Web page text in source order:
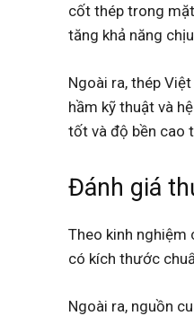
cốt thép trong
tăng khả năng
Ngoài ra, thép
hầm kỹ thuật và
tốt và độ bền cao
Đánh giá
Theo kinh nghiệm
có kích thước
Ngoài ra, nguồn